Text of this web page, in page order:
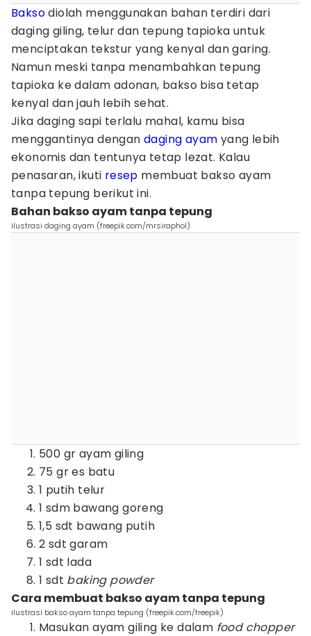
Baksodiolah menggunakan bahan terdiri dari
daging giling, telur dan tepung tapioka untuk
menciptakan tekstur yang kenyal dan garing.
Namun meski tanpa menambahkan tepung
tapioka ke dalam adonan, bakso bisa tetap
kenyal dan jauh lebih sehat.
Jika daging sapi terlalu mahal, kamu bisa
menggantinya dengan daging ayam yang lebih
ekonomis dan tentunya tetap lezat. Kalau
penasaran, ikuti resep membuat bakso ayam
tanpa tepung berikut ini.
Bahan bakso ayam tanpa tepung
ilustrasi daging ayam (freepik.com/mrsiraphol)
500 gr ayam giling
75 gr es batu
1 putih telur
1 sdm bawang goreng
1,5 sdt bawang putih
2 sdt garam
1 sdt lada
1 sdt baking powder
Cara membuat bakso ayam tanpa tepung
ilustrasi bakso ayam tanpa tepung (freepik.com/freepik)
Masukan ayam giling ke dalam food chopper